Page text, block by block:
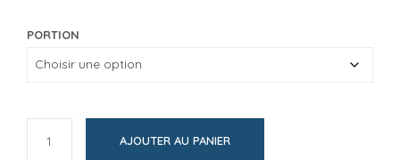
PORTION
AJOUTER AU PANIER